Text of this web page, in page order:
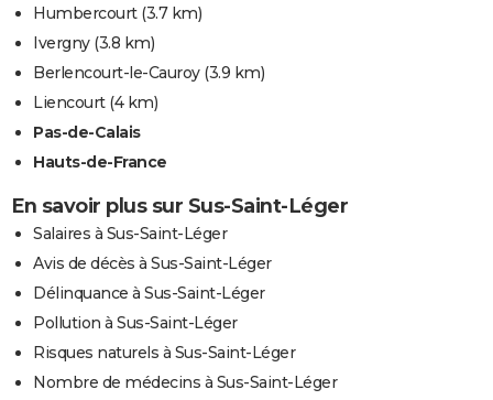
Humbercourt(3.7 km)
Ivergny(3.8 km)
Berlencourt-le-Cauroy(3.9 km)
Liencourt(4 km)
Pas-de-Calais
Hauts-de-France
En savoir plus sur Sus-Saint-Léger
Salaires à Sus-Saint-Léger
Avis de décès à Sus-Saint-Léger
Délinquance à Sus-Saint-Léger
Pollution à Sus-Saint-Léger
Risques naturels à Sus-Saint-Léger
Nombre de médecins à Sus-Saint-Léger